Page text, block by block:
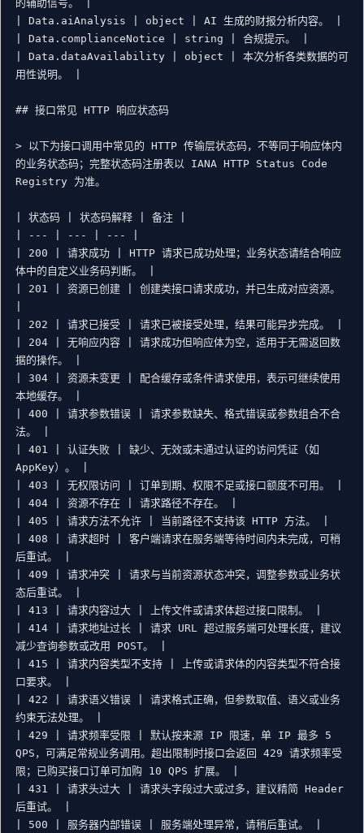
的辅助信号。 |
| Data.aiAnalysis | object | AI 生成的财报分析内容。 |
| Data.complianceNotice | string | 合规提示。 |
| Data.dataAvailability | object | 本次分析各类数据的可
用性说明。 |
## 接口常见 HTTP 响应状态码
> 以下为接口调用中常见的 HTTP 传输层状态码，不等同于响应体内
的业务状态码；完整状态码注册表以 IANA HTTP Status Code
Registry 为准。
| 状态码 | 状态码解释 | 备注 |
| --- | --- | --- |
| 200 | 请求成功 | HTTP 请求已成功处理；业务状态请结合响应
体中的自定义业务码判断。 |
| 201 | 资源已创建 | 创建类接口请求成功，并已生成对应资源。
| 202 | 请求已接受 | 请求已被接受处理，结果可能异步完成。 |
| 204 | 无响应内容 | 请求成功但响应体为空，适用于无需返回数
据的操作。 |
| 304 | 资源未变更 | 配合缓存或条件请求使用，表示可继续使用
本地缓存。 |
| 400 | 请求参数错误 | 请求参数缺失、格式错误或参数组合不合
法。 |
| 401 | 认证失败 | 缺少、无效或未通过认证的访问凭证（如
AppKey）。 |
| 403 | 无权限访问 | 订单到期、权限不足或接口额度不可用。 |
| 404 | 资源不存在 | 请求路径不存在。 |
| 405 | 请求方法不允许 | 当前路径不支持该 HTTP 方法。 |
| 408 | 请求超时 | 客户端请求在服务端等待时间内未完成，可稍
后重试。 |
| 409 | 请求冲突 | 请求与当前资源状态冲突，调整参数或业务状
态后重试。 |
| 413 | 请求内容过大 | 上传文件或请求体超过接口限制。 |
| 414 | 请求地址过长 | 请求 URL 超过服务端可处理长度，建议
减少查询参数或改用 POST。 |
| 415 | 请求内容类型不支持 | 上传或请求体的内容类型不符合接
口要求。 |
| 422 | 请求语义错误 | 请求格式正确，但参数取值、语义或业务
约束无法处理。 |
| 429 | 请求频率受限 | 默认按来源 IP 限速，单 IP 最多 5
QPS，可满足常规业务调用。超出限制时接口会返回 429 请求频率受
限；已购买接口订单可加购 10 QPS 扩展。 |
| 431 | 请求头过大 | 请求头字段过大或过多，建议精简 Header
后重试。 |
| 500 | 服务器内部错误 | 服务端处理异常，请稍后重试。 |